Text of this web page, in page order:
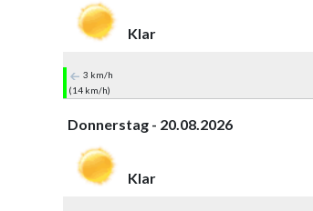
Klar
3 km/h
(14 km/h)
Donnerstag - 20.08.2026
Klar